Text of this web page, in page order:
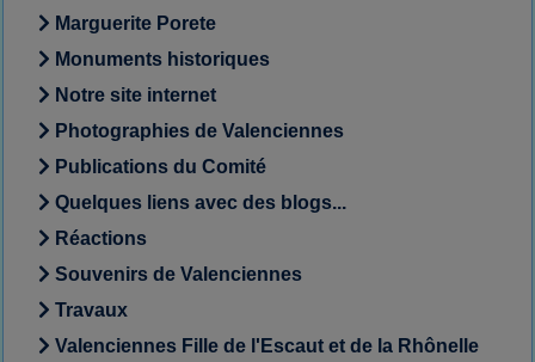
Marguerite Porete
Monuments historiques
Notre site internet
Photographies de Valenciennes
Publications du Comité
Quelques liens avec des blogs...
Réactions
Souvenirs de Valenciennes
Travaux
Valenciennes Fille de l'Escaut et de la Rhônelle